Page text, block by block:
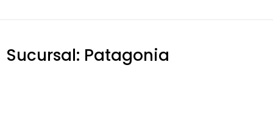
Sucursal: Patagonia